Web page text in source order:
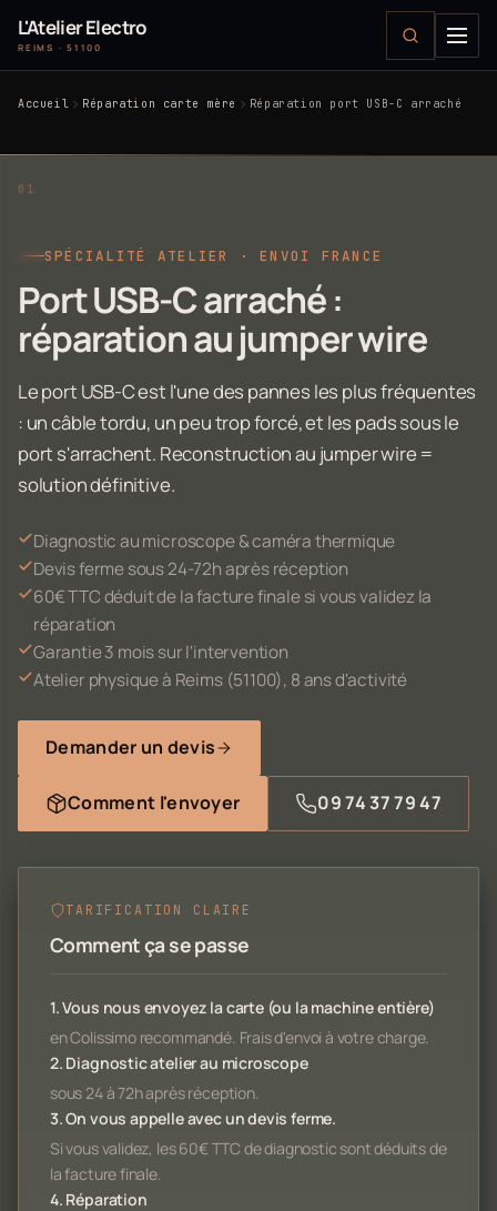
L'Atelier Electro
REIMS · 51100
Accueil Réparation carte mère Réparation port USB-C arraché
SPÉCIALITÉ ATELIER · ENVOI FRANCE
Port USB-C arraché :
réparation au jumper wire
Le port USB-C est l'une des pannes les plus fréquentes
: un câble tordu, un peu trop forcé, et les pads sous le
port s'arrachent. Reconstruction au jumper wire =
solution définitive.
Diagnostic au microscope & caméra thermique
Devis ferme sous 24-72h après réception
60€ TTC déduit de la facture finale si vous validez la
réparation
Garantie 3 mois sur l'intervention
Atelier physique à Reims (51100), 8 ans d'activité
Demander un devis
Comment l'envoyer 09 74 37 79 47
TARIFICATION CLAIRE
Comment ça se passe
1. Vous nous envoyez la carte (ou la machine entière)
en Colissimo recommandé. Frais d'envoi à votre charge.
2. Diagnostic atelier au microscope
sous 24 à 72h après réception.
3. On vous appelle avec un devis ferme.
Si vous validez, les 60€ TTC de diagnostic sont déduits de
la facture finale.
4. Réparation